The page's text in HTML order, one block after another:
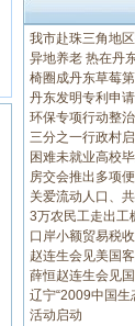
我市赴珠三角地
异地养老 热在丹
椅圈成丹东草莓
丹东发明专利申
环保专项行动整
三分之一行政村
困难未就业高校
房交会推出多项
关爱流动人口、
3万农民工走出工
口岸小额贸易税
赵连生会见美国
薛恒赵连生会见
辽宁“2009中国生
活动启动